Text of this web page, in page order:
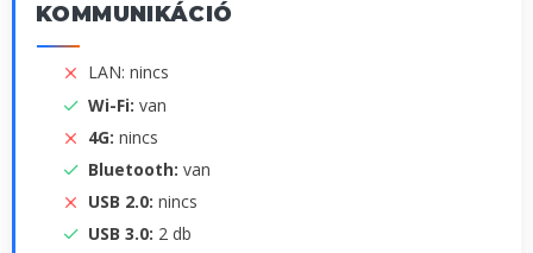
KOMMUNIKÁCIÓ
LAN: nincs
Wi-Fi: van
4G: nincs
Bluetooth: van
USB 2.0: nincs
USB 3.0: 2 db